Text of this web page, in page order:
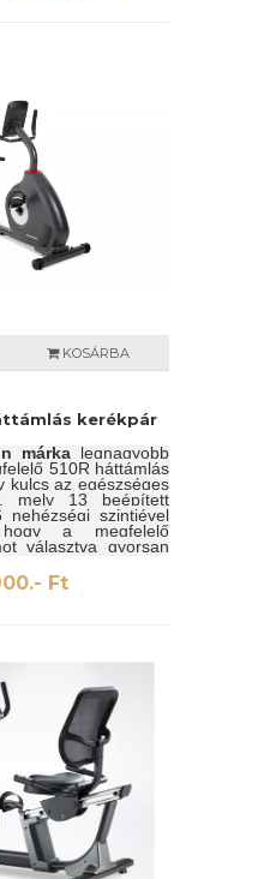
KOSÁRBA
kerékpár
márka legnagyobb
510R háttámlás
kulcs az egészséges
mely 13 beépített
szintjével
a megfelelő
választva gyorsan
Ft